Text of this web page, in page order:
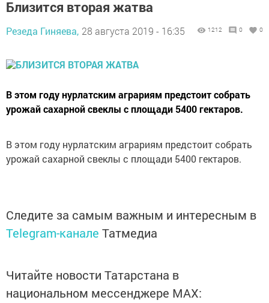
Близится вторая жатва
Резеда Гиняева, 28 августа 2019 - 16:35 1212 0 0
В этом году нурлатским аграриям предстоит собрать
урожай сахарной свеклы с площади 5400 гектаров.
В этом году нурлатским аграриям предстоит собрать
урожай сахарной свеклы с площади 5400 гектаров.
Следите за самым важным и интересным в
Telegram-канале Татмедиа
Читайте новости Татарстана в
национальном мессенджере MАХ: